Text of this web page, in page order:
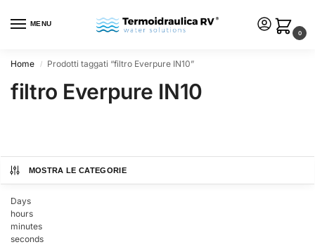
MENU
0
Home / Prodotti taggati “filtro Everpure IN10”
filtro Everpure IN10
MOSTRA LE CATEGORIE
Days
hours
minutes
seconds